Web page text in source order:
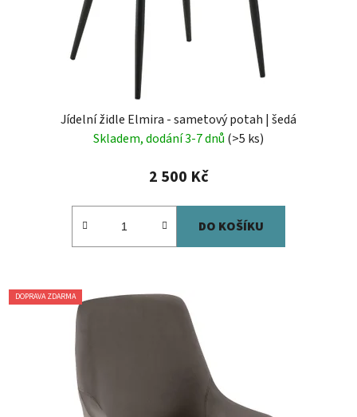
Jídelní židle Elmira - sametový potah | šedá
Skladem, dodání 3-7 dnů (>5 ks)
2 500 Kč
DO KOŠÍKU
DOPRAVA ZDARMA